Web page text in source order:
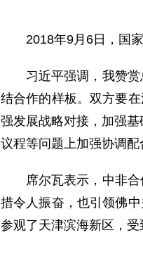
2018年9月6日，国家
习近平强调，我赞赏总
结合作的样板。双方要
强发展战略对接，加强
议程等问题上加强协调配
席尔瓦表示，中非合作
措令人振奋，也引领佛
参观了天津滨海新区，受